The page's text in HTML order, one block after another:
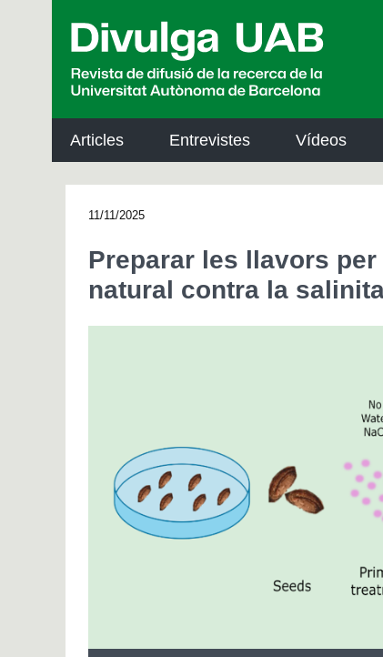
Articles Entrevistes Vídeos
11/11/2025
Preparar les llavors
natural contra la